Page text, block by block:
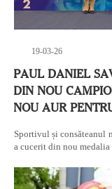
19-03-26
PAUL DANIEL
DIN NOU
NOU AUR
Sportivul și consăteanul
a cucerit din nou